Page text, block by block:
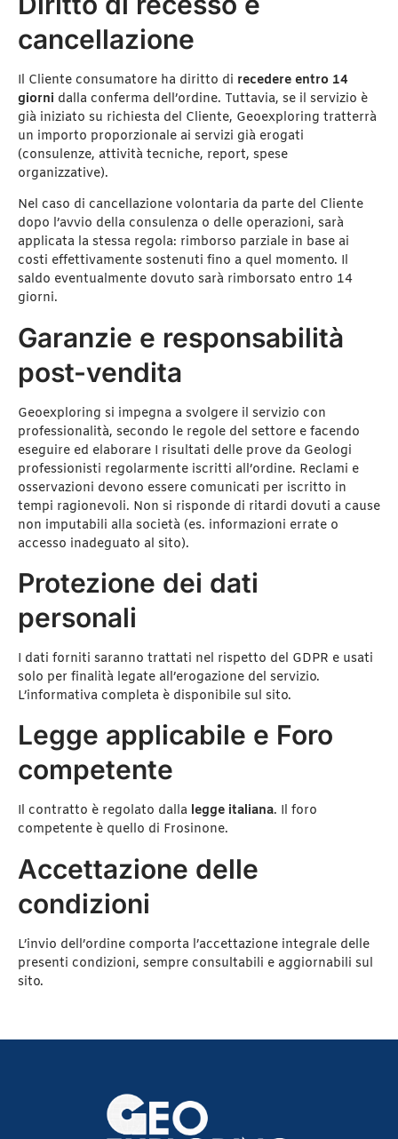
cancellazione
Il Cliente consumatore ha diritto di recedere entro 14
giorni dalla conferma dell’ordine. Tuttavia, se il servizio è
già iniziato su richiesta del Cliente, Geoexploring tratterrà
un importo proporzionale ai servizi già erogati
(consulenze, attività tecniche, report, spese
organizzative).
Nel caso di cancellazione volontaria da parte del Cliente
dopo l’avvio della consulenza o delle operazioni, sarà
applicata la stessa regola: rimborso parziale in base ai
costi effettivamente sostenuti fino a quel momento. Il
saldo eventualmente dovuto sarà rimborsato entro 14
giorni.
Garanzie e responsabilità
post-vendita
Geoexploring si impegna a svolgere il servizio con
professionalità, secondo le regole del settore e facendo
eseguire ed elaborare I risultati delle prove da Geologi
professionisti regolarmente iscritti all’ordine. Reclami e
osservazioni devono essere comunicati per iscritto in
tempi ragionevoli. Non si risponde di ritardi dovuti a cause
non imputabili alla società (es. informazioni errate o
accesso inadeguato al sito).
Protezione dei dati
personali
I dati forniti saranno trattati nel rispetto del GDPR e usati
solo per finalità legate all’erogazione del servizio.
L’informativa completa è disponibile sul sito.
Legge applicabile e Foro
competente
Il contratto è regolato dalla legge italiana. Il foro
competente è quello di Frosinone.
Accettazione delle
condizioni
L’invio dell’ordine comporta l’accettazione integrale delle
presenti condizioni, sempre consultabili e aggiornabili sul
sito.